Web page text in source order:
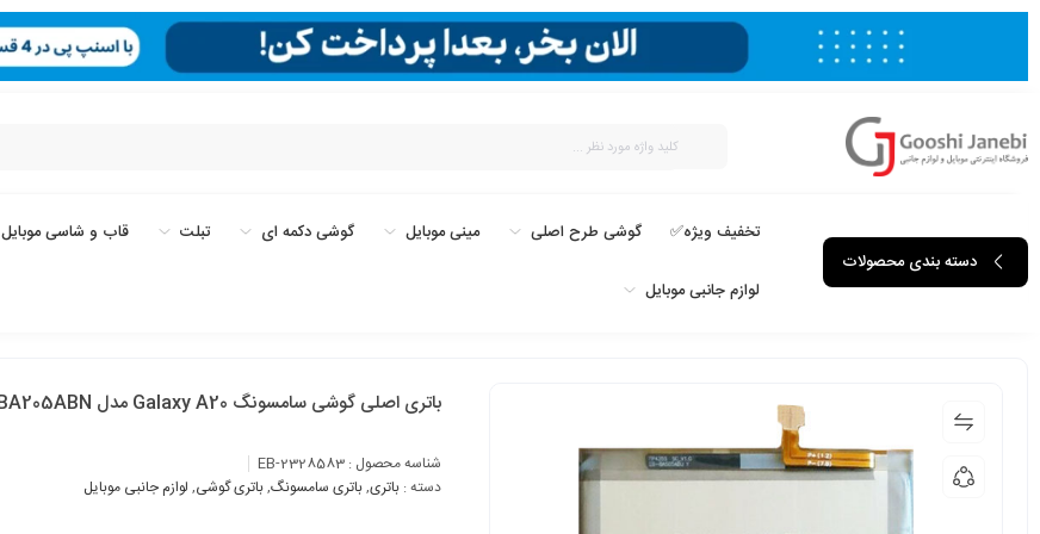
دسته بندی محصولات
تخفیف ویژه✅ گوشی طرح اصلی مینی موبایل گوشی دکمه ای تبلت قاب و شاسی موبایل
لوازم جانبی موبایل
باتری اصلی گوشی سامسونگ Galaxy A20 مدل EB-BA205ABN
شناسه محصول : EB-2328583
دسته : باتری,باتری سامسونگ,باتری گوشی, لوازم جانبی موبایل